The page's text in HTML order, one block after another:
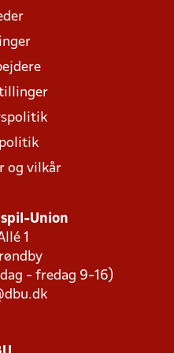
og vilkår
Union
1
- fredag 9-16)